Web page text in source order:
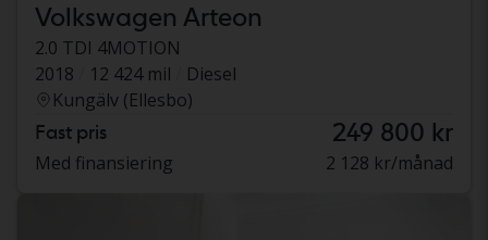
Volkswagen Arteon
2.0 TDI 4MOTION
2018
12 424 mil
Diesel
Kungälv (Ellesbo)
Fast pris 249 800 kr
Med finansiering 2 128 kr/månad